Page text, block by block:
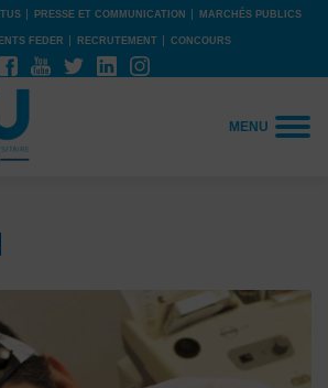
PRESSE ET COMMUNICATION MARCHÉS PUBLICS
FEDER RECRUTEMENT CONCOURS
MENU